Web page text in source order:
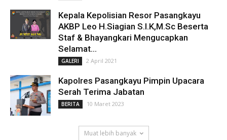
Kepala Kepolisian Resor Pasangkayu
AKBP Leo H.Siagian S.I.K,M.Sc Beserta
Staf & Bhayangkari Mengucapkan
Selamat...
GALERI 2 April 2021
Kapolres Pasangkayu Pimpin Upacara
Serah Terima Jabatan
BERITA 10 Maret 2023
Muat lebih banyak